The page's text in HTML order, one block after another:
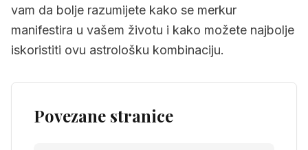
vam da bolje razumijete kako se merkur
manifestira u vašem životu i kako možete najbolje
iskoristiti ovu astrološku kombinaciju.
Povezane stranice